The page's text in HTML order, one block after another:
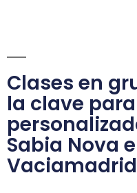
Clases en
la clave
Sabia Nova
Vaciamadrid